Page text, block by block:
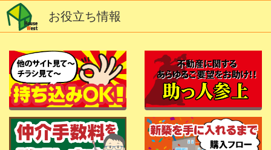
お役立ち情報